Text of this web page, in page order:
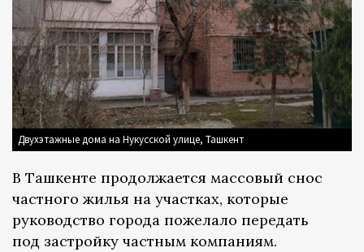
Двухэтажные дома на Нукусской улице, Ташкент
В Ташкенте продолжается массовый снос
частного жилья на участках, которые
руководство города пожелало передать
под застройку частным компаниям.